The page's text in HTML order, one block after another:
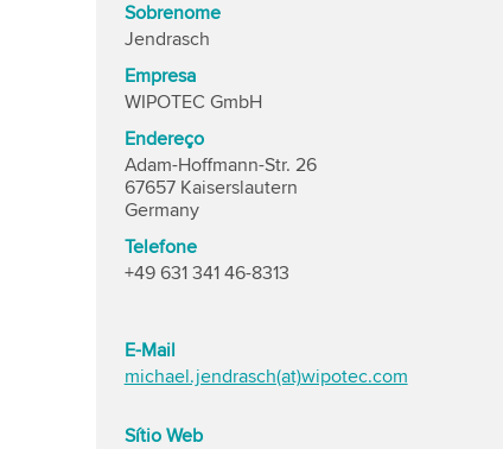
Sobrenome
Jendrasch
Empresa
WIPOTEC GmbH
Endereço
Adam-Hoffmann-Str. 26
67657 Kaiserslautern
Germany
Telefone
+49 631 341 46-8313
E-Mail
michael.jendrasch(at)wipotec.com
Sítio Web